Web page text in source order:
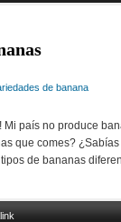
de banana
Mi país no produce
que comes?
de bananas